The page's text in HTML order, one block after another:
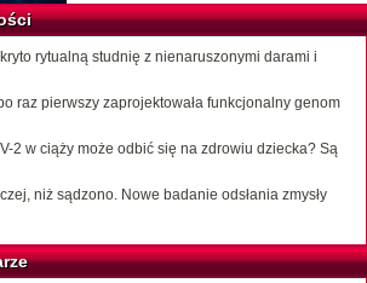
rytualną studnię z nienaruszonymi darami i
raz pierwszy zaprojektowała funkcjonalny genom
2 w ciąży może odbić się na zdrowiu dziecka? Są
niż sądzono. Nowe badanie odsłania zmysły